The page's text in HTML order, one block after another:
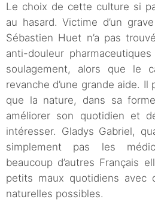
Le choix de cette culture si
au hasard. Victime d’un
Sébastien Huet n’a pas
anti-douleur
soulagement, alors que le
revanche d’une grande aide.
que la nature, dans sa
améliorer son quotidien et
intéresser. Gladys Gabriel,
simplement pas les
beaucoup d’autres Français
petits maux quotidiens avec
naturelles possibles.